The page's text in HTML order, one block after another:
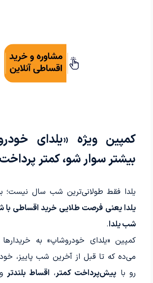
کمپین ویژه «یلدای
بیشتر سوار شو، کمتر
یلدا فقط طولانی‌ترین شب سال نیست؛
یلدا یعنی فرصت طلایی خرید اقساطی با
شب یلدا.
کمپین «یلدای خودروشاپ» به
می‌ده که تا قبل از آخرین شب پاییز،
رو با پیش‌پرداخت کمتر، اقساط بلندترو